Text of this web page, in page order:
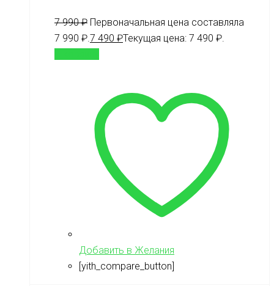
7 990₽ Первоначальная цена составляла
7 990 ₽.7 490 ₽Текущая цена: 7 490 ₽.
Добавить в Желания
[yith_compare_button]